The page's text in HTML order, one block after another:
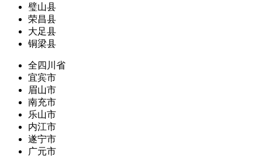
璧山县
荣昌县
大足县
铜梁县
全四川省
宜宾市
眉山市
南充市
乐山市
内江市
遂宁市
广元市